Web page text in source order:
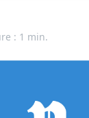
: 1 min.